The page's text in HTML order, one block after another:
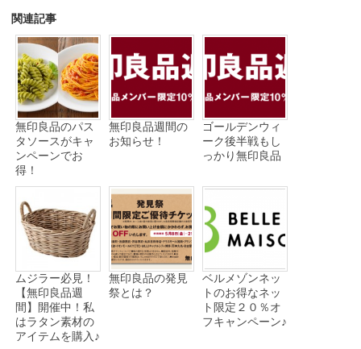
関連記事
無印良品のパス
タソースがキャ
ンペーンでお
得！
無印良品週間の
お知らせ！
ゴールデンウィ
ーク後半戦もし
っかり無印良品
ムジラー必見！
【無印良品週
間】開催中！私
はラタン素材の
アイテムを購入♪
無印良品の発見
祭とは？
ベルメゾンネッ
トのお得なネッ
ト限定２０％オ
フキャンペーン♪